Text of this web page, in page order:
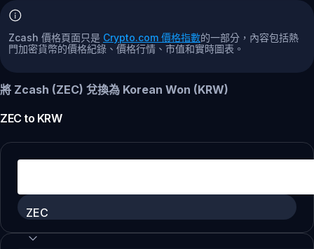
Zcash 價格頁面只是 Crypto.com 價格指數的一部分，內容包括熱
門加密貨幣的價格紀錄、價格行情、市值和實時圖表。
將 Zcash (ZEC) 兌換為 Korean Won (KRW)
ZEC to KRW
ZEC